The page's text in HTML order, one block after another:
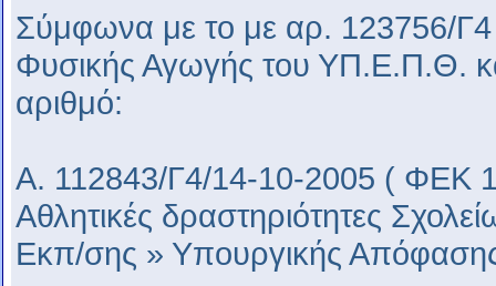
Σύμφωνα με το με αρ. 123756/
Φυσικής Αγωγής του ΥΠ.Ε.Π.Θ.
αριθμό:
Α. 112843/Γ4/14-10-2005 ( ΦΕΚ
Αθλητικές δραστηριότητες
Εκπ/σης » Υπουργικής